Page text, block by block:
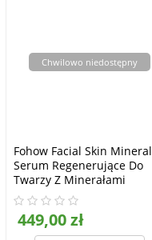
Chwilowo niedostępny
Fohow Facial Skin Mineral
Serum Regenerujące Do
Twarzy Z Minerałami
2x10ml + 2x40ml)
449,00 zł